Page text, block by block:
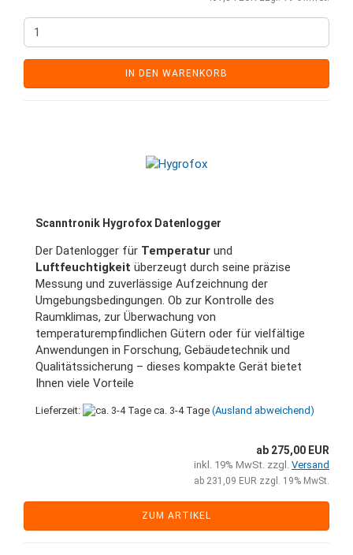
IN DEN WARENKORB
Scanntronik Hygrofox Datenlogger
Der Datenlogger für Temperatur und
Luftfeuchtigkeit überzeugt durch seine präzise
Messung und zuverlässige Aufzeichnung der
Umgebungsbedingungen. Ob zur Kontrolle des
Raumklimas, zur Überwachung von
temperaturempfindlichen Gütern oder für vielfältige
Anwendungen in Forschung, Gebäudetechnik und
Qualitätssicherung – dieses kompakte Gerät bietet
Ihnen viele Vorteile
Lieferzeit: ca. 3-4 Tage (Ausland abweichend)
ab 275,00 EUR
inkl. 19% MwSt. zzgl. Versand
ab 231,09 EUR zzgl. 19% MwSt.
ZUM ARTIKEL